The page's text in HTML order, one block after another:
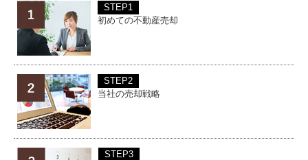
STEP1
初めての不動産売却
STEP2
当社の売却戦略
STEP3